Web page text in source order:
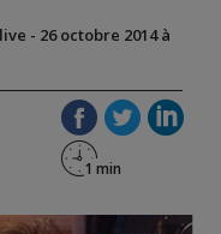
- 26 octobre 2014 à